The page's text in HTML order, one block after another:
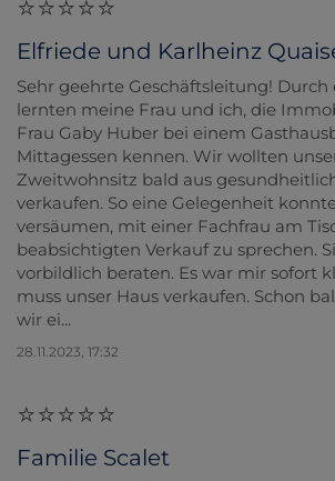
Elfriede und Karlheinz
Sehr geehrte Geschäftsleitung! Durch
lernten meine Frau und ich, die
Frau Gaby Huber bei einem
Mittagessen kennen. Wir wollten
Zweitwohnsitz bald aus
verkaufen. So eine Gelegenheit
versäumen, mit einer Fachfrau am
beabsichtigten Verkauf zu sprechen.
vorbildlich beraten. Es war mir sofort
muss unser Haus verkaufen. Schon
wir ei...
28.11.2023, 17:32
Familie Scalet